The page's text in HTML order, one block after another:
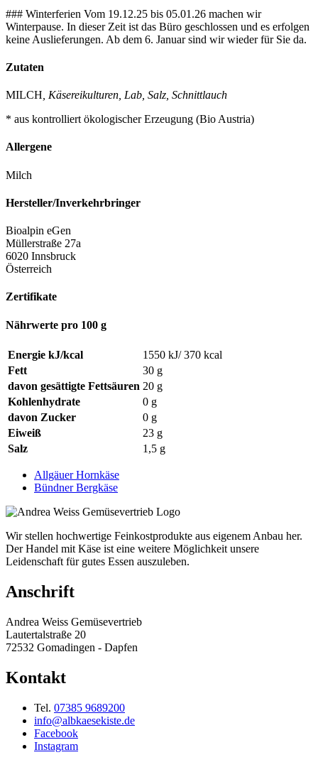
### Winterferien Vom 19.12.25 bis 05.01.26 machen wir
Winterpause. In dieser Zeit ist das Büro geschlossen und es erfolgen
keine Auslieferungen. Ab dem 6. Januar sind wir wieder für Sie da.
Zutaten
MILCH , Käsereikulturen, Lab, Salz, Schnittlauch
* aus kontrolliert ökologischer Erzeugung (Bio Austria)
Allergene
Milch
Hersteller/Inverkehrbringer
Bioalpin eGen
Müllerstraße 27a
6020 Innsbruck
Österreich
Zertifikate
Nährwerte pro 100 g
Energie kJ/kcal
1550 kJ/ 370 kcal
Fett
30 g
davon gesättigte Fettsäuren 20 g
Kohlenhydrate
0 g
davon Zucker
0 g
Eiweiß
23 g
Salz
1,5 g
Allgäuer Hornkäse
Bündner Bergkäse
Wir stellen hochwertige Feinkostprodukte aus eigenem Anbau her.
Der Handel mit Käse ist eine weitere Möglichkeit unsere
Leidenschaft für gutes Essen auszuleben.
Anschrift
Andrea Weiss Gemüsevertrieb
Lautertalstraße 20
72532 Gomadingen - Dapfen
Kontakt
Tel. 07385 9689200
info@albkaesekiste.de
Facebook
Instagram